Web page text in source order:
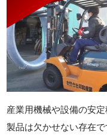
産業用機械や設備の安
製品は欠かせない存在